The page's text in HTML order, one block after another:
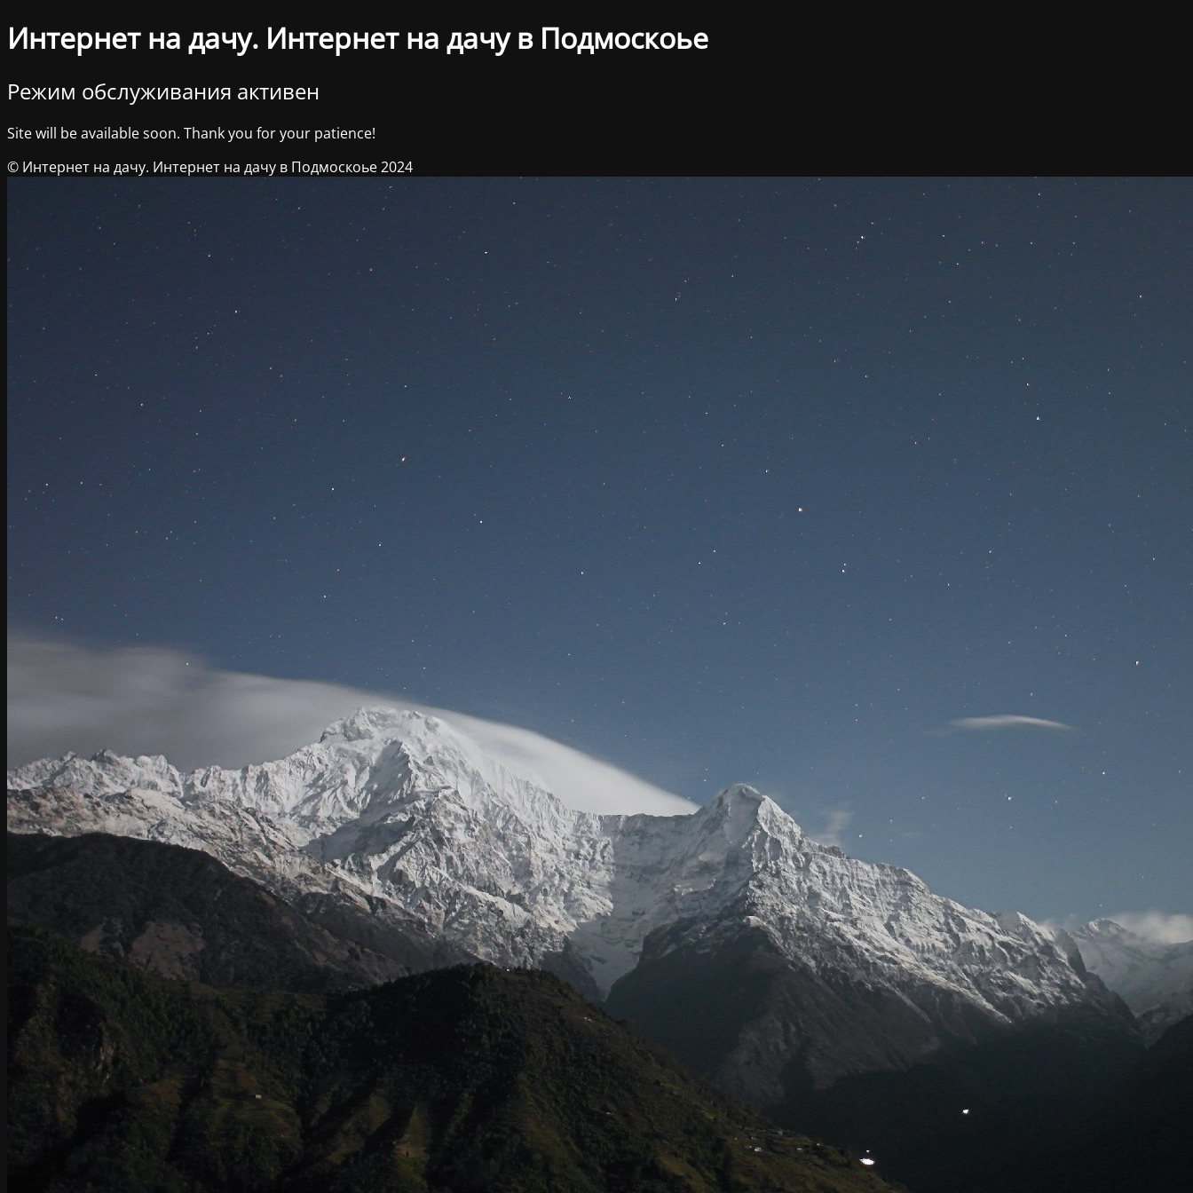
Интернет на дачу. Интернет на дачу в Подмоскоье
Режим обслуживания активен
Site will be available soon. Thank you for your patience!
© Интернет на дачу. Интернет на дачу в Подмоскоье 2024